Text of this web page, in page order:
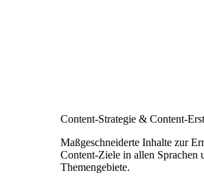
Content-Strategie & Content-
Maßgeschneiderte Inhalte zur
Content-Ziele in allen Sprachen
Themengebiete.